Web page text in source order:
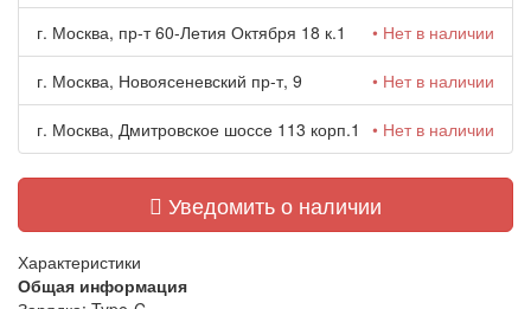
г. Москва, пр-т 60-Летия Октября 18 к.1 • Нет в наличии
г. Москва, Новоясеневский пр-т, 9 • Нет в наличии
г. Москва, Дмитровское шоссе 113 корп.1 • Нет в наличии
Уведомить о наличии
Характеристики
Общая информация